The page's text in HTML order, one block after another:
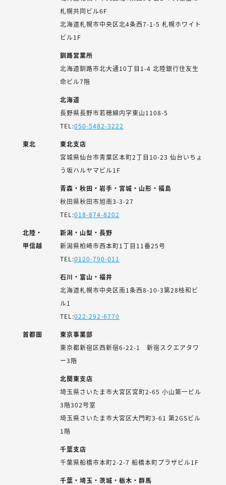
札幌共同ビル6F
北海道札幌市中央区北4条西7-1-5 札幌ホワイト
ビル1F
釧路営業所
北海道釧路市北大通10丁目1-4 北陸銀行住友生
命ビル7階
北海道
長野県長野市若穂綿内字東山1108-5
TEL:050-5482-3222
東北
東北支店
宮城県仙台市青葉区本町2丁目10-23 仙台いちょ
う坂ハルヤマビル1F
青森・秋田・岩手・宮城・山形・福島
秋田県秋田市旭南3-3-27
TEL:018-874-8202
北陸・
甲信越
新潟・山梨・長野
新潟県柏崎市西本町1丁目11番25号
TEL:0120-790-011
石川・富山・福井
北海道札幌市中央区南1条西8-10-3第28桂和ビ
ル1
TEL:022-292-6770
首都圏
東京事業部
東京都新宿区西新宿6-22-1 新宿スクエアタワ
ー3階
北関東支店
埼玉県さいたま市大宮区宮町2-65 小山第一ビル
3階302号室
埼玉県さいたま市大宮区大門町3-61 第2GSビル
1階
千葉支店
千葉県船橋市本町2-2-7 船橋本町プラザビル1F
千葉・埼玉・茨城・栃木・群馬